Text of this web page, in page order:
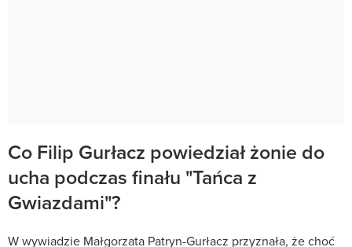
Co Filip Gurłacz powiedział żonie do
ucha podczas finału "Tańca z
Gwiazdami"?
W wywiadzie Małgorzata Patryn-Gurłacz przyznała, że choć